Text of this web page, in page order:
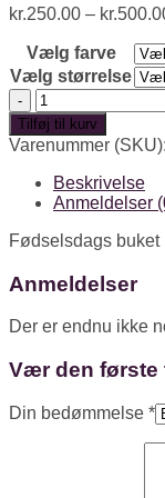
kr.250.00 – kr.
Vælg farve
Vælg størrelse
Fødselsdags
Buket
antal
Tilføj til kurv
Varenummer (SKU):
Beskrivelse
Anmeldelser
Fødselsdags
Anmeldelser
Der er endnu ikke
Vær den første
Din bedømmelse *